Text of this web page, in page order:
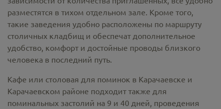
разместятся в тихом отдельном зале. Кроме того,
такие заведения удобно расположены по маршруту
столичных кладбищ и обеспечат дополнительное
удобство, комфорт и достойные проводы близкого
человека в последний путь.
Кафе или столовая для поминок в Карачаевске и
Карачаевском районе подходит также для
поминальных застолий на 9 и 40 дней, проведения